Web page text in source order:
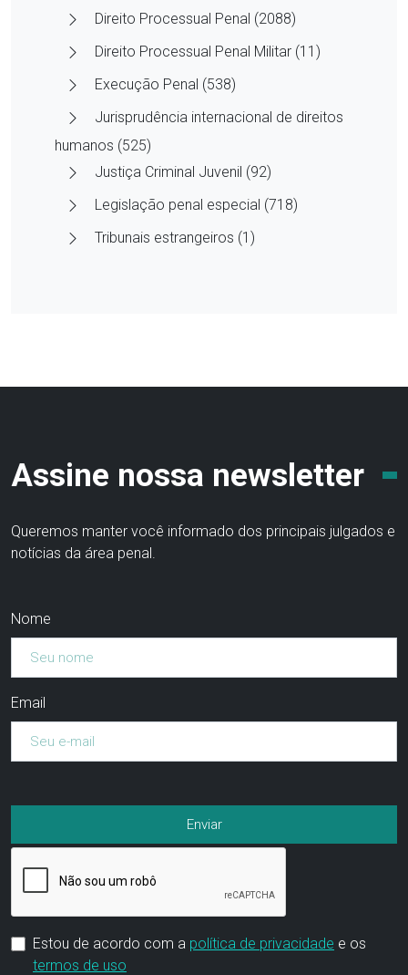
Direito Processual Penal (2088)
Direito Processual Penal Militar (11)
Execução Penal (538)
Jurisprudência internacional de direitos
humanos (525)
Justiça Criminal Juvenil (92)
Legislação penal especial (718)
Tribunais estrangeiros (1)
Assine nossa newsletter
Queremos manter você informado dos principais julgados e
notícias da área penal.
Nome
Email
Estou de acordo com a política de privacidade e os
termos de uso